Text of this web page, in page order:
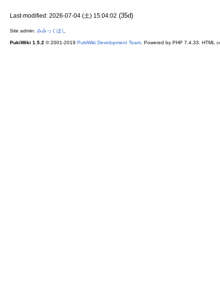
Last-modified: 2026-07-04 (土) 15:04:02 (35d)
Site admin: みみっくほし
PukiWiki 1.5.2 © 2001-2019 PukiWiki Development Team. Powered by PHP 7.4.33. HTML